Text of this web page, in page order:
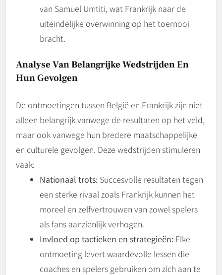
van Samuel Umtiti, wat Frankrijk naar de
uiteindelijke overwinning op het toernooi
bracht.
Analyse Van Belangrijke Wedstrijden En
Hun Gevolgen
De ontmoetingen tussen België en Frankrijk zijn niet
alleen belangrijk vanwege de resultaten op het veld,
maar ook vanwege hun bredere maatschappelijke
en culturele gevolgen. Deze wedstrijden stimuleren
vaak:
Nationaal trots: Succesvolle resultaten tegen
een sterke rivaal zoals Frankrijk kunnen het
moreel en zelfvertrouwen van zowel spelers
als fans aanzienlijk verhogen.
Invloed op tactieken en strategieën: Elke
ontmoeting levert waardevolle lessen die
coaches en spelers gebruiken om zich aan te